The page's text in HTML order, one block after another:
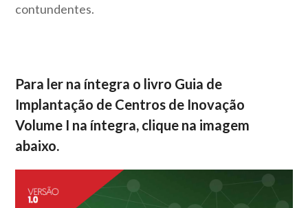
contundentes.
Para ler na íntegra o livro Guia de
Implantação de Centros de Inovação
Volume I na íntegra, clique na imagem
abaixo.